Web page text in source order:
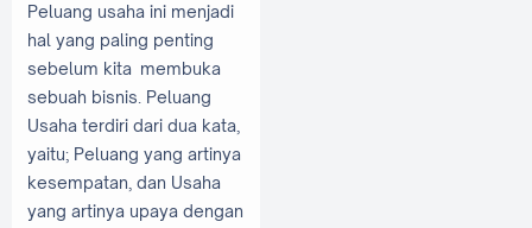
Peluang usaha ini menjadi
hal yang paling penting
sebelum kita membuka
sebuah bisnis. Peluang
Usaha terdiri dari dua kata,
yaitu; Peluang yang artinya
kesempatan, dan Usaha
yang artinya upaya dengan